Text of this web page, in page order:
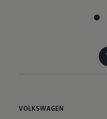
VOLKSWAGEN